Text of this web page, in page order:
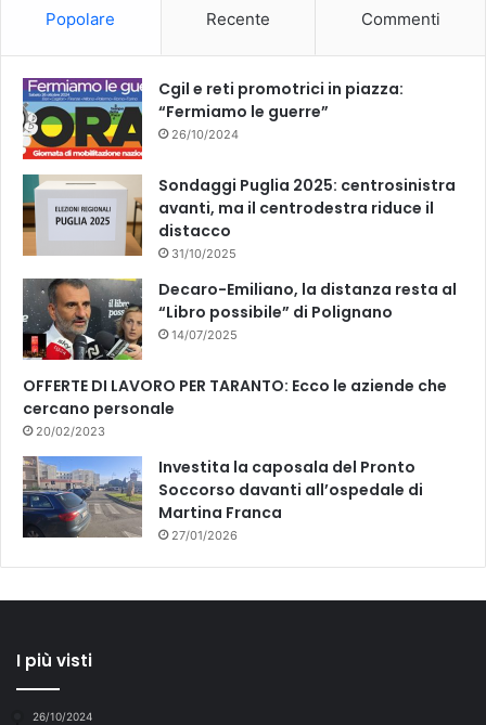
k
Popolare Recente Commenti
Cgil e reti promotrici in piazza:
“Fermiamo le guerre”
26/10/2024
Sondaggi Puglia 2025: centrosinistra
avanti, ma il centrodestra riduce il
distacco
31/10/2025
Decaro-Emiliano, la distanza resta al
“Libro possibile” di Polignano
14/07/2025
OFFERTE DI LAVORO PER TARANTO: Ecco le aziende che
cercano personale
20/02/2023
Investita la caposala del Pronto
Soccorso davanti all’ospedale di
Martina Franca
27/01/2026
I più visti
26/10/2024